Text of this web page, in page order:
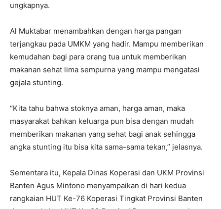
ungkapnya.
Al Muktabar menambahkan dengan harga pangan
terjangkau pada UMKM yang hadir. Mampu memberikan
kemudahan bagi para orang tua untuk memberikan
makanan sehat lima sempurna yang mampu mengatasi
gejala stunting.
“Kita tahu bahwa stoknya aman, harga aman, maka
masyarakat bahkan keluarga pun bisa dengan mudah
memberikan makanan yang sehat bagi anak sehingga
angka stunting itu bisa kita sama-sama tekan,” jelasnya.
Sementara itu, Kepala Dinas Koperasi dan UKM Provinsi
Banten Agus Mintono menyampaikan di hari kedua
rangkaian HUT Ke-76 Koperasi Tingkat Provinsi Banten